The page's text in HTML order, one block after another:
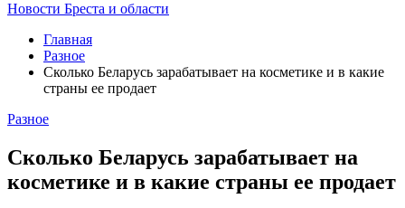
Новости Бреста и области
Главная
Разное
Сколько Беларусь зарабатывает на косметике и в какие
страны ее продает
Разное
Сколько Беларусь зарабатывает на
косметике и в какие страны ее продает